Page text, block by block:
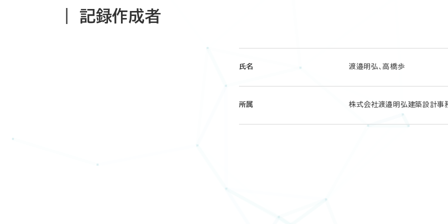
記録作成者
氏名 渡邉明弘、高橋歩
所属 株式会社渡邉明弘建築設計事